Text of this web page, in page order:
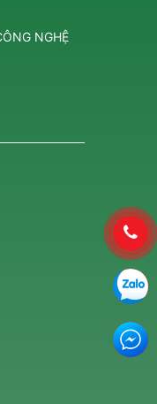
NGHỆ